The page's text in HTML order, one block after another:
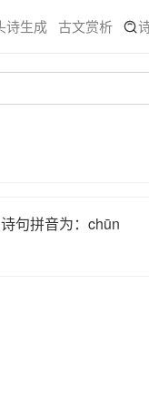
诗生成 古文赏析
句拼音为：chūn